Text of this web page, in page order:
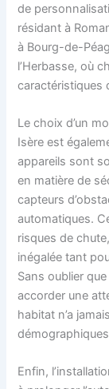
de
résidant à
à Bourg-de-
l’Herbasse, où
caractéristiques
Le choix d’un
Isère est
appareils sont
en matière de
capteurs
automatiques.
risques de
inégalée tant
Sans oublier
accorder une
habitat n’a
Enfin,